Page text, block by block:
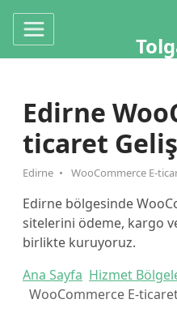
Edirne
ticaret
Edirne WooCommerce E-
Edirne bölgesinde
sitelerini ödeme, kargo
birlikte kuruyoruz.
Ana Sayfa Hizmet
WooCommerce E-